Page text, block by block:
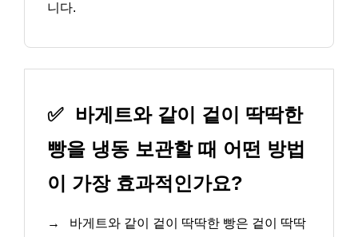
니다.
✅
바게트와 같이 겉이 딱딱한
빵을 냉동 보관할 때 어떤 방법
이 가장 효과적인가요?
→
바게트와 같이 겉이 딱딱한 빵은 겉이 딱딱